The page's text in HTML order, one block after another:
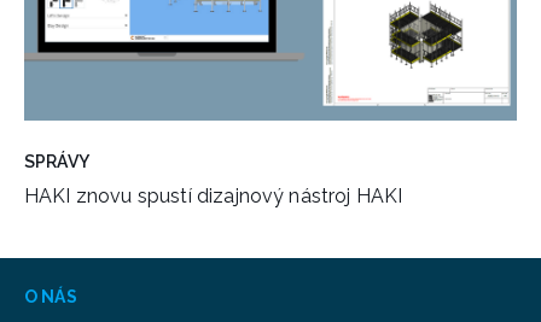
SPRÁVY
HAKI znovu spustí dizajnový nástroj HAKI
O NÁS